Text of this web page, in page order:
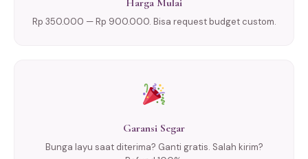
Rp 350.000 — Rp 900.000. Bisa request budget custom.
Garansi Segar
Bunga layu saat diterima? Ganti gratis. Salah kirim?